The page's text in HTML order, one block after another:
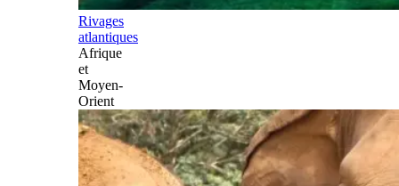
Rivages
atlantiques
Afrique
et
Moyen-
Orient